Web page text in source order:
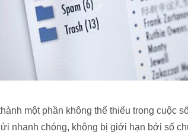
một phần không thể thiếu trong cuộc
nhanh chóng, không bị giới hạn bởi số